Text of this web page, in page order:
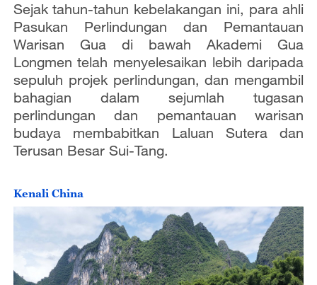
Sejak tahun-tahun kebelakangan ini, para ahli
Pasukan Perlindungan dan Pemantauan
Warisan Gua di bawah Akademi Gua
Longmen telah menyelesaikan lebih daripada
sepuluh projek perlindungan, dan mengambil
bahagian dalam sejumlah tugasan
perlindungan dan pemantauan warisan
budaya membabitkan Laluan Sutera dan
Terusan Besar Sui-Tang.
Kenali China